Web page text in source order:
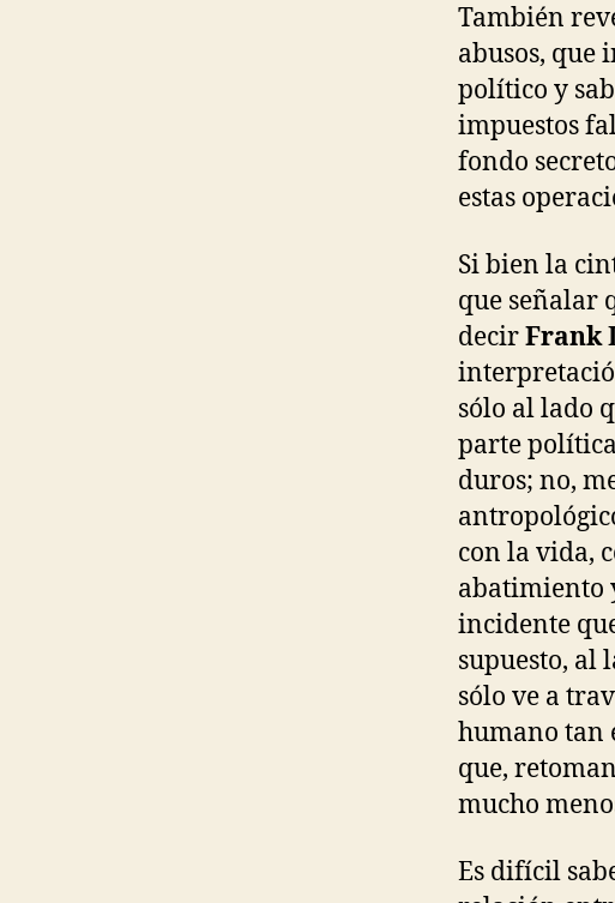
También
abusos, que
político y
impuestos
fondo
estas
Si bien la
que señalar
decirFrank
sólo al lado
parte
duros; no,
con la vida,
abatimiento
incidente
supuesto, al
sólo ve a
humano tan
que,
mucho
Es difícil